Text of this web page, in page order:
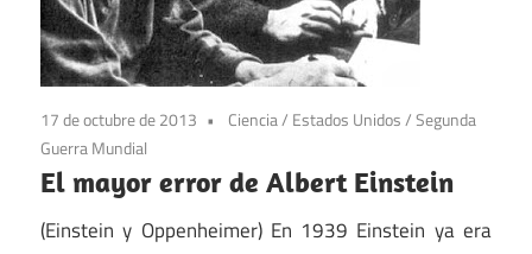
17 de octubre de 2013 Ciencia/ Estados Unidos/Segunda
Guerra Mundial
El mayor error de Albert Einstein
(Einstein y Oppenheimer) En 1939 Einstein ya era